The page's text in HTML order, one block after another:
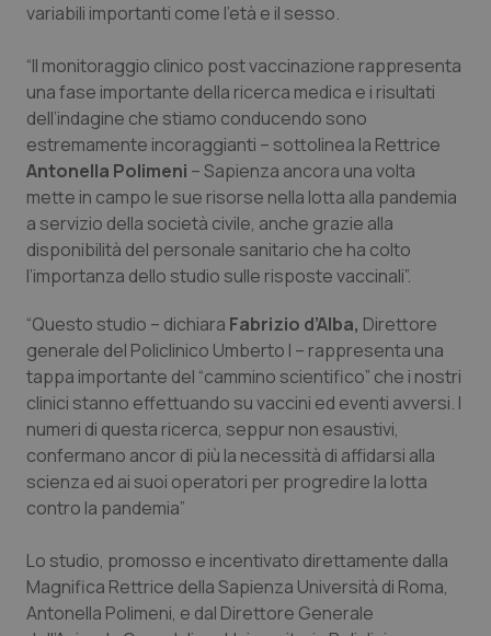
Umbria
Valle D’Aosta
Veneto
Oftalmologia
Oncodermatologia
Oncoematologia
Oncologia & Nutrizione
Psoriasi & pelle
Quotidiano Cardiologia
Quotidiano Chirurgia
Quotidiano Oncologia
Quotidiano Pediatria
Rene & patologie urogenitali
variabili importanti come l’età e il sesso.
“Il monitoraggio clinico post vaccinazione rappresenta
una fase importante della ricerca medica e i risultati
dell’indagine che stiamo conducendo sono
estremamente incoraggianti – sottolinea la Rettrice
Antonella Polimeni – Sapienza ancora una volta
mette in campo le sue risorse nella lotta alla pandemia
a servizio della società civile, anche grazie alla
disponibilità del personale sanitario che ha colto
l’importanza dello studio sulle risposte vaccinali”.
“Questo studio – dichiara Fabrizio d’Alba, Direttore
generale del Policlinico Umberto I – rappresenta una
tappa importante del “cammino scientifico” che i nostri
clinici stanno effettuando su vaccini ed eventi avversi. I
numeri di questa ricerca, seppur non esaustivi,
confermano ancor di più la necessità di affidarsi alla
scienza ed ai suoi operatori per progredire la lotta
contro la pandemia”
Lo studio, promosso e incentivato direttamente dalla
Magnifica Rettrice della Sapienza Università di Roma,
Antonella Polimeni, e dal Direttore Generale